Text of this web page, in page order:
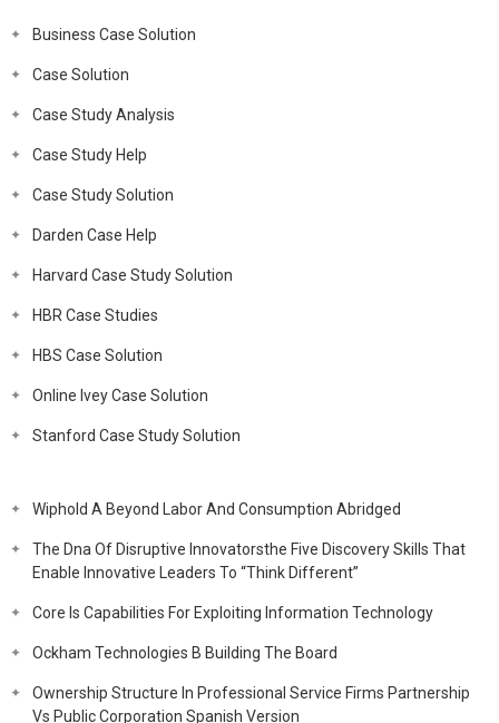
Business Case Solution
Case Solution
Case Study Analysis
Case Study Help
Case Study Solution
Darden Case Help
Harvard Case Study Solution
HBR Case Studies
HBS Case Solution
Online Ivey Case Solution
Stanford Case Study Solution
Wiphold A Beyond Labor And Consumption Abridged
The Dna Of Disruptive Innovatorsthe Five Discovery Skills That
Enable Innovative Leaders To “Think Different”
Core Is Capabilities For Exploiting Information Technology
Ockham Technologies B Building The Board
Ownership Structure In Professional Service Firms Partnership
Vs Public Corporation Spanish Version